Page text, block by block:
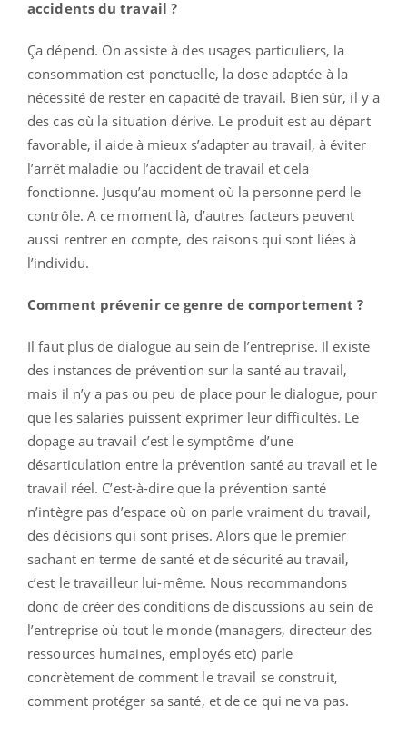
accidents du travail ?
Ça dépend. On assiste à des usages particuliers, la
consommation est ponctuelle, la dose adaptée à la
nécessité de rester en capacité de travail. Bien sûr, il y a
des cas où la situation dérive. Le produit est au départ
favorable, il aide à mieux s’adapter au travail, à éviter
l’arrêt maladie ou l’accident de travail et cela
fonctionne. Jusqu’au moment où la personne perd le
contrôle. A ce moment là, d’autres facteurs peuvent
aussi rentrer en compte, des raisons qui sont liées à
l’individu.
Comment prévenir ce genre de comportement ?
Il faut plus de dialogue au sein de l’entreprise. Il existe
des instances de prévention sur la santé au travail,
mais il n’y a pas ou peu de place pour le dialogue, pour
que les salariés puissent exprimer leur difficultés. Le
dopage au travail c’est le symptôme d’une
désarticulation entre la prévention santé au travail et le
travail réel. C’est-à-dire que la prévention santé
n’intègre pas d’espace où on parle vraiment du travail,
des décisions qui sont prises. Alors que le premier
sachant en terme de santé et de sécurité au travail,
c’est le travailleur lui-même. Nous recommandons
donc de créer des conditions de discussions au sein de
l’entreprise où tout le monde (managers, directeur des
ressources humaines, employés etc) parle
concrètement de comment le travail se construit,
comment protéger sa santé, et de ce qui ne va pas.